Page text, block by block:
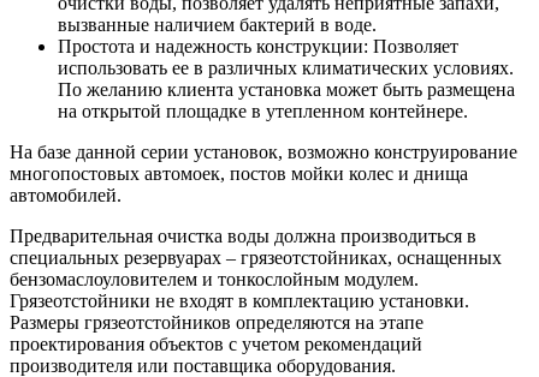
вызванные наличием бактерий в воде.
Простота и надежность конструкции: Позволяет
использовать ее в различных климатических условиях.
По желанию клиента установка может быть размещена
на открытой площадке в утепленном контейнере.
На базе данной серии установок, возможно конструирование
многопостовых автомоек, постов мойки колес и днища
автомобилей.
Предварительная очистка воды должна производиться в
специальных резервуарах – грязеотстойниках, оснащенных
бензомаслоуловителем и тонкослойным модулем.
Грязеотстойники не входят в комплектацию установки.
Размеры грязеотстойников определяются на этапе
проектирования объектов с учетом рекомендаций
производителя или поставщика оборудования.